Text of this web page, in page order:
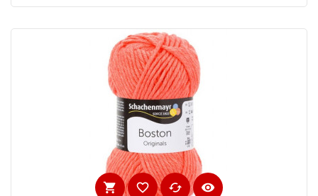
shopping_cart favorite_border cached visibility